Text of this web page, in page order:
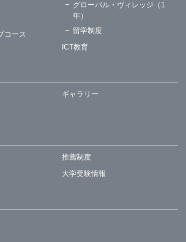
コース
グローバル・ヴィレッジ（1
年）
留学制度
ICT教育
ギャラリー
推薦制度
大学受験情報